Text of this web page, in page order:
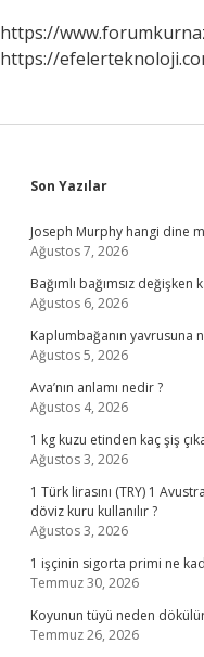
https://
https://
Sidebar
Son Yazılar
Joseph Murphy hangi dine
Ağustos 7, 2026
Bağımlı bağımsız değişken
Ağustos 6, 2026
Kaplumbağanın yavrusuna
Ağustos 5, 2026
Ava’nın anlamı nedir ?
Ağustos 4, 2026
1 kg kuzu etinden kaç şiş
Ağustos 3, 2026
1 Türk lirasını (TRY) 1
döviz kuru kullanılır ?
Ağustos 3, 2026
1 işçinin sigorta primi ne
Temmuz 30, 2026
Koyunun tüyü neden
Temmuz 26, 2026